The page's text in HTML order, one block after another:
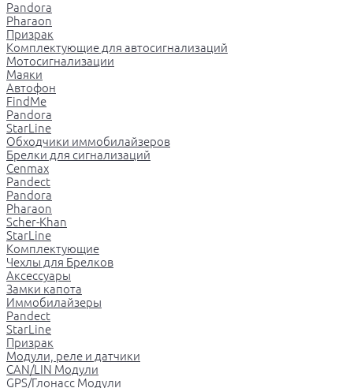
Pandora
Pharaon
Призрак
Комплектующие для автосигнализаций
Мотосигнализации
Маяки
Автофон
FindMe
Pandora
StarLine
Обходчики иммобилайзеров
Брелки для сигнализаций
Cenmax
Pandect
Pandora
Pharaon
Scher-Khan
StarLine
Комплектующие
Чехлы для Брелков
Аксессуары
Замки капота
Иммобилайзеры
Pandect
StarLine
Призрак
Модули, реле и датчики
CAN/LIN Модули
GPS/Глонасс Модули